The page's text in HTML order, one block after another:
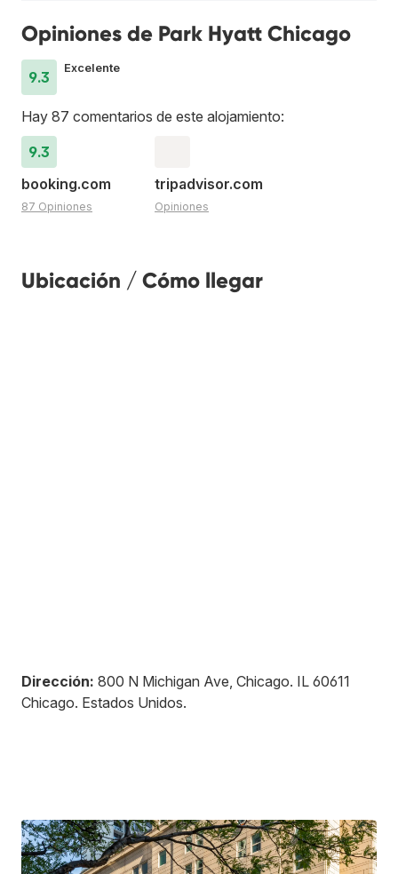
Opiniones de Park Hyatt Chicago
9.3
Excelente
Hay 87 comentarios de este alojamiento:
9.3
booking.com
87 Opiniones
tripadvisor.com
Opiniones
Ubicación / Cómo llegar
Dirección: 800 N Michigan Ave, Chicago. IL 60611
Chicago. Estados Unidos.